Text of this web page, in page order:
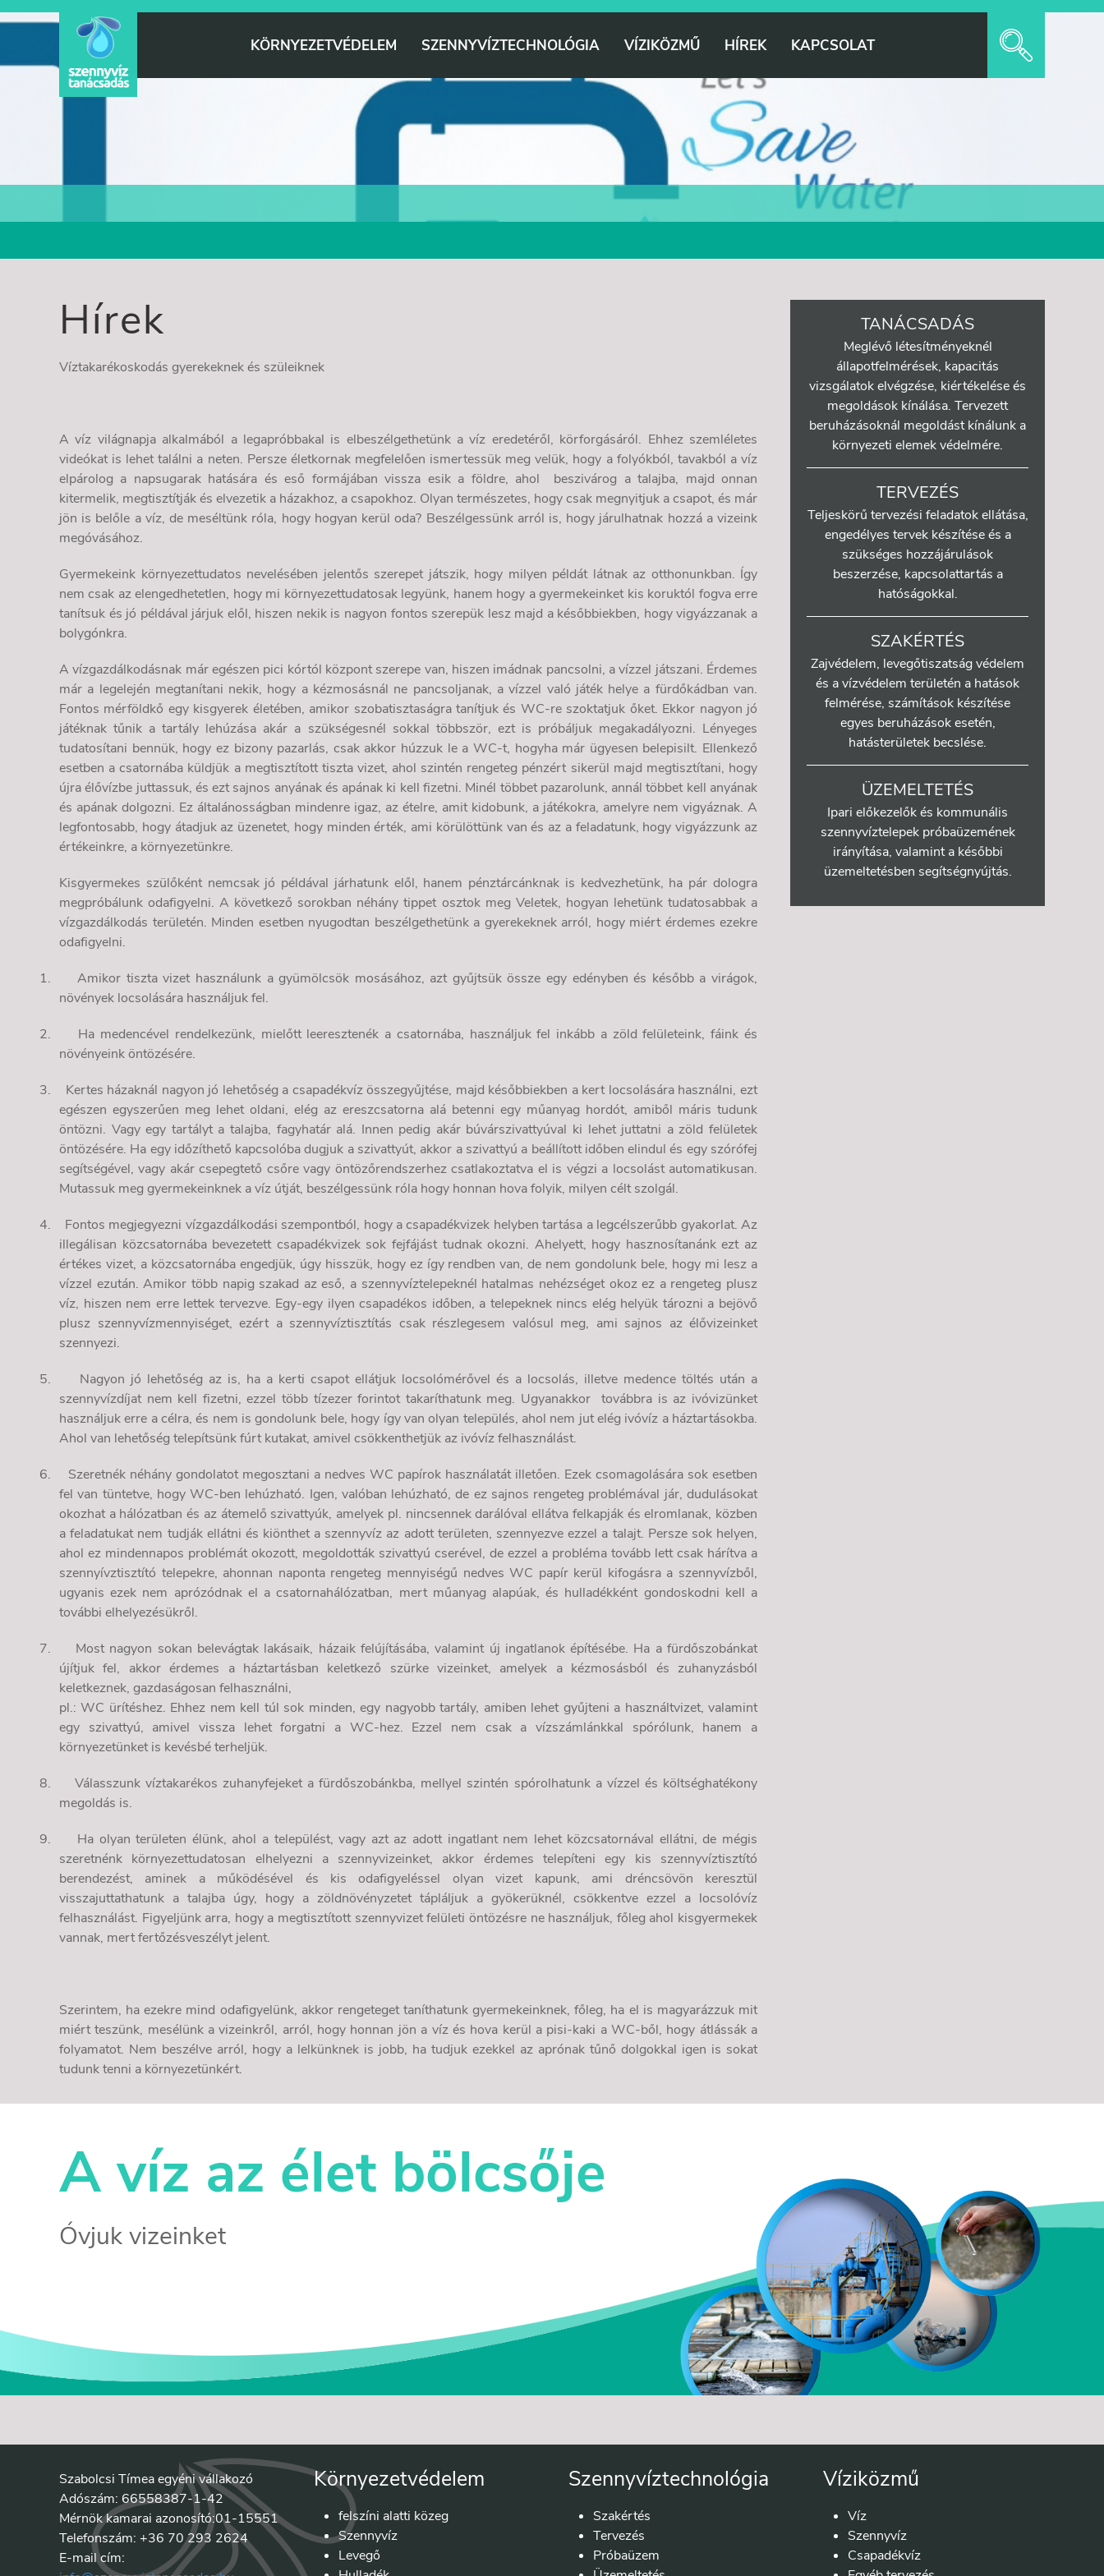
KÖRNYEZETVÉDELEM SZENNYVÍZTECHNOLÓGIA VÍZIKÖZMŰ HÍREK KAPCSOLAT
Hírek
Víztakarékoskodás gyerekeknek és szüleiknek
A víz világnapja alkalmából a legapróbbakal is elbeszélgethetünk a víz eredetéről, körforgásáról. Ehhez szemléletes
videókat is lehet találni a neten. Persze életkornak megfelelően ismertessük meg velük, hogy a folyókból, tavakból a víz
elpárolog a napsugarak hatására és eső formájában vissza esik a földre, ahol
beszivárog a talajba, majd onnan
kitermelik, megtisztítják és elvezetik a házakhoz, a csapokhoz. Olyan természetes, hogy csak megnyitjuk a csapot, és már
jön is belőle a víz, de meséltünk róla, hogy hogyan kerül oda? Beszélgessünk arról is, hogy járulhatnak hozzá a vizeink
megóvásához.
Gyermekeink környezettudatos nevelésében jelentős szerepet játszik, hogy milyen példát látnak az otthonunkban. Így
nem csak az elengedhetetlen, hogy mi környezettudatosak legyünk, hanem hogy a gyermekeinket kis koruktól fogva erre
tanítsuk és jó példával járjuk elől, hiszen nekik is nagyon fontos szerepük lesz majd a későbbiekben, hogy vigyázzanak a
bolygónkra.
A vízgazdálkodásnak már egészen pici kórtól központ szerepe van, hiszen imádnak pancsolni, a vízzel játszani. Érdemes
már a legelején megtanítani nekik, hogy a kézmosásnál ne pancsoljanak, a vízzel való játék helye a fürdőkádban van.
Fontos mérföldkő egy kisgyerek életében, amikor szobatisztaságra tanítjuk és WC-re szoktatjuk őket. Ekkor nagyon jó
játéknak tűnik a tartály lehúzása akár a szükségesnél sokkal többször, ezt is próbáljuk megakadályozni. Lényeges
tudatosítani bennük, hogy ez bizony pazarlás, csak akkor húzzuk le a WC-t, hogyha már ügyesen belepisilt. Ellenkező
esetben a csatornába küldjük a megtisztított tiszta vizet, ahol szintén rengeteg pénzért sikerül majd megtisztítani, hogy
újra élővízbe juttassuk, és ezt sajnos anyának és apának ki kell fizetni. Minél többet pazarolunk, annál többet kell anyának
és apának dolgozni. Ez általánosságban mindenre igaz, az ételre, amit kidobunk, a játékokra, amelyre nem vigyáznak. A
legfontosabb, hogy átadjuk az üzenetet, hogy minden érték, ami körülöttünk van és az a feladatunk, hogy vigyázzunk az
értékeinkre, a környezetünkre.
Kisgyermekes szülőként nemcsak jó példával járhatunk elől, hanem pénztárcánknak is kedvezhetünk, ha pár dologra
megpróbálunk odafigyelni. A következő sorokban néhány tippet osztok meg Veletek, hogyan lehetünk tudatosabbak a
vízgazdálkodás területén. Minden esetben nyugodtan beszélgethetünk a gyerekeknek arról, hogy miért érdemes ezekre
odafigyelni.
1.
Amikor tiszta vizet használunk a gyümölcsök mosásához, azt gyűjtsük össze egy edényben és később a virágok,
növények locsolására használjuk fel.
2.
Ha medencével rendelkezünk, mielőtt leeresztenék a csatornába, használjuk fel inkább a zöld felületeink, fáink és
növényeink öntözésére.
3.
Kertes házaknál nagyon jó lehetőség a csapadékvíz összegyűjtése, majd későbbiekben a kert locsolására használni, ezt
egészen egyszerűen meg lehet oldani, elég az ereszcsatorna alá betenni egy műanyag hordót, amiből máris tudunk
öntözni. Vagy egy tartályt a talajba, fagyhatár alá. Innen pedig akár búvárszivattyúval ki lehet juttatni a zöld felületek
öntözésére. Ha egy időzíthető kapcsolóba dugjuk a szivattyút, akkor a szivattyú a beállított időben elindul és egy szórófej
segítségével, vagy akár csepegtető csőre vagy öntözőrendszerhez csatlakoztatva el is végzi a locsolást automatikusan.
Mutassuk meg gyermekeinknek a víz útját, beszélgessünk róla hogy honnan hova folyik, milyen célt szolgál.
4.
Fontos megjegyezni vízgazdálkodási szempontból, hogy a csapadékvizek helyben tartása a legcélszerűbb gyakorlat. Az
illegálisan közcsatornába bevezetett csapadékvizek sok fejfájást tudnak okozni. Ahelyett, hogy hasznosítanánk ezt az
értékes vizet, a közcsatornába engedjük, úgy hisszük, hogy ez így rendben van, de nem gondolunk bele, hogy mi lesz a
vízzel ezután. Amikor több napig szakad az eső, a szennyvíztelepeknél hatalmas nehézséget okoz ez a rengeteg plusz
víz, hiszen nem erre lettek tervezve. Egy-egy ilyen csapadékos időben, a telepeknek nincs elég helyük tározni a bejövő
plusz szennyvízmennyiséget, ezért a szennyvíztisztítás csak részlegesem valósul meg, ami sajnos az élővizeinket
szennyezi.
5.
Nagyon jó lehetőség az is, ha a kerti csapot ellátjuk locsolómérővel és a locsolás, illetve medence töltés után a
szennyvízdíjat nem kell fizetni, ezzel több tízezer forintot takaríthatunk meg. Ugyanakkor
továbbra is az ivóvizünket
használjuk erre a célra, és nem is gondolunk bele, hogy így van olyan település, ahol nem jut elég ivóvíz a háztartásokba.
Ahol van lehetőség telepítsünk fúrt kutakat, amivel csökkenthetjük az ivóvíz felhasználást.
6.
Szeretnék néhány gondolatot megosztani a nedves WC papírok használatát illetően. Ezek csomagolására sok esetben
fel van tüntetve, hogy WC-ben lehúzható. Igen, valóban lehúzható, de ez sajnos rengeteg problémával jár, dudulásokat
okozhat a hálózatban és az átemelő szivattyúk, amelyek pl. nincsennek darálóval ellátva felkapják és elromlanak, közben
a feladatukat nem tudják ellátni és kiönthet a szennyvíz az adott területen, szennyezve ezzel a talajt. Persze sok helyen,
ahol ez mindennapos problémát okozott, megoldották szivattyú cserével, de ezzel a probléma tovább lett csak hárítva a
szennyívztisztító telepekre, ahonnan naponta rengeteg mennyiségű nedves WC papír kerül kifogásra a szennyvízből,
ugyanis ezek nem aprózódnak el a csatornahálózatban, mert műanyag alapúak, és hulladékként gondoskodni kell a
további elhelyezésükről.
7.
Most nagyon sokan belevágtak lakásaik, házaik felújításába, valamint új ingatlanok építésébe. Ha a fürdőszobánkat
újítjuk fel, akkor érdemes a háztartásban keletkező szürke vizeinket, amelyek a kézmosásból és zuhanyzásból
keletkeznek, gazdaságosan felhasználni,
pl.: WC ürítéshez. Ehhez nem kell túl sok minden, egy nagyobb tartály, amiben lehet gyűjteni a használtvizet, valamint
egy szivattyú, amivel vissza lehet forgatni a WC-hez. Ezzel nem csak a vízszámlánkkal spórólunk, hanem a
környezetünket is kevésbé terheljük.
8.
Válasszunk víztakarékos zuhanyfejeket a fürdőszobánkba, mellyel szintén spórolhatunk a vízzel és költséghatékony
megoldás is.
9.
Ha olyan területen élünk, ahol a települést, vagy azt az adott ingatlant nem lehet közcsatornával ellátni, de mégis
szeretnénk környezettudatosan elhelyezni a szennyvizeinket, akkor érdemes telepíteni egy kis szennyvíztisztító
berendezést, aminek a működésével és kis odafigyeléssel olyan vizet kapunk, ami dréncsövön keresztül
visszajuttathatunk a talajba úgy, hogy a zöldnövényzetet tápláljuk a gyökerüknél, csökkentve ezzel a locsolóvíz
felhasználást. Figyeljünk arra, hogy a megtisztított szennyvizet felületi öntözésre ne használjuk, főleg ahol kisgyermekek
vannak, mert fertőzésveszélyt jelent.
Szerintem, ha ezekre mind odafigyelünk, akkor rengeteget taníthatunk gyermekeinknek, főleg, ha el is magyarázzuk mit
miért teszünk, mesélünk a vizeinkről, arról, hogy honnan jön a víz és hova kerül a pisi-kaki a WC-ből, hogy átlássák a
folyamatot. Nem beszélve arról, hogy a lelkünknek is jobb, ha tudjuk ezekkel az aprónak tűnő dolgokkal igen is sokat
tudunk tenni a környezetünkért.
TANÁCSADÁS
Meglévő létesítményeknél
állapotfelmérések, kapacitás
vizsgálatok elvégzése, kiértékelése és
megoldások kínálása. Tervezett
beruházásoknál megoldást kínálunk a
környezeti elemek védelmére.
TERVEZÉS
Teljeskörű tervezési feladatok ellátása,
engedélyes tervek készítése és a
szükséges hozzájárulások
beszerzése, kapcsolattartás a
hatóságokkal.
SZAKÉRTÉS
Zajvédelem, levegőtiszatság védelem
és a vízvédelem területén a hatások
felmérése, számítások készítése
egyes beruházások esetén,
hatásterületek becslése.
ÜZEMELTETÉS
Ipari előkezelők és kommunális
szennyvíztelepek próbaüzemének
irányítása, valamint a későbbi
üzemeltetésben segítségnyújtás.
A víz az élet bölcsője
Óvjuk vizeinket
Szabolcsi Tímea egyéni vállakozó
Adószám: 66558387-1-42
Mérnök kamarai azonosító:01-15551
Telefonszám: +36 70 293 2624
E-mail cím:
Környezetvédelem
felszíni alatti közeg
Szennyvíz
Levegő
Szennyvíztechnológia
Szakértés
Tervezés
Próbaüzem
Víziközmű
Víz
Szennyvíz
Csapadékvíz